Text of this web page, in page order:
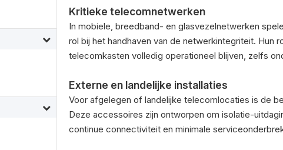
Kritieke telecomnetwerken
In mobiele, breedband- en glasvezelnetwerken
rol bij het handhaven van de netwerkintegriteit.
telecomkasten volledig operationeel blijven, zelfs
Externe en landelijke installaties
Voor afgelegen of landelijke telecomlocaties is de
Deze accessoires zijn ontworpen om isolatie-
continue connectiviteit en minimale